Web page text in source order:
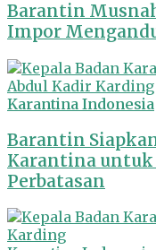
Barantin
Impor
Karantina Indonesia
Barantin
Karantina untuk
Perbatasan